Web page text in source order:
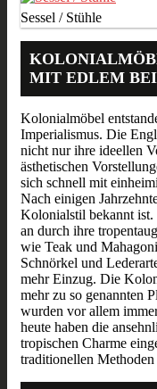
Sessel / Stühle
MIT EDLEM
Kolonialmöbel
Imperialismus. Die
nicht nur ihre ideellen
ästhetischen
sich schnell mit
Nach einigen
Kolonialstil bekannt
an durch ihre
wie Teak und
Schnörkel und
mehr Einzug. Die
mehr zu so genannten
wurden vor allem
heute haben die
tropischen Charme
traditionellen